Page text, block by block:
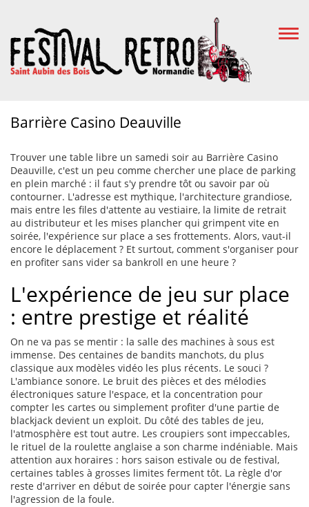
Barrière Casino Deauville
Trouver une table libre un samedi soir au Barrière Casino
Deauville, c'est un peu comme chercher une place de parking
en plein marché : il faut s'y prendre tôt ou savoir par où
contourner. L'adresse est mythique, l'architecture grandiose,
mais entre les files d'attente au vestiaire, la limite de retrait
au distributeur et les mises plancher qui grimpent vite en
soirée, l'expérience sur place a ses frottements. Alors, vaut-il
encore le déplacement ? Et surtout, comment s'organiser pour
en profiter sans vider sa bankroll en une heure ?
L'expérience de jeu sur place
: entre prestige et réalité
On ne va pas se mentir : la salle des machines à sous est
immense. Des centaines de bandits manchots, du plus
classique aux modèles vidéo les plus récents. Le souci ?
L'ambiance sonore. Le bruit des pièces et des mélodies
électroniques sature l'espace, et la concentration pour
compter les cartes ou simplement profiter d'une partie de
blackjack devient un exploit. Du côté des tables de jeu,
l'atmosphère est tout autre. Les croupiers sont impeccables,
le rituel de la roulette anglaise a son charme indéniable. Mais
attention aux horaires : hors saison estivale ou de festival,
certaines tables à grosses limites ferment tôt. La règle d'or
reste d'arriver en début de soirée pour capter l'énergie sans
l'agression de la foule.